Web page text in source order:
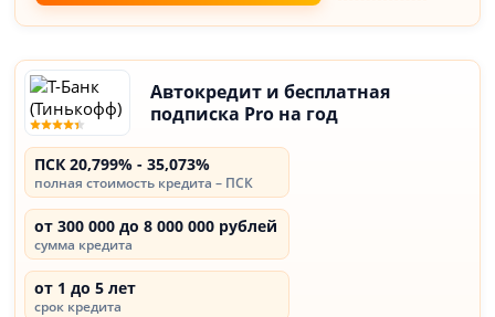
Автокредит и бесплатная
подписка Pro на год
ПСК 20,799% - 35,073%
полная стоимость кредита – ПСК
от 300 000 до 8 000 000 рублей
сумма кредита
от 1 до 5 лет
срок кредита